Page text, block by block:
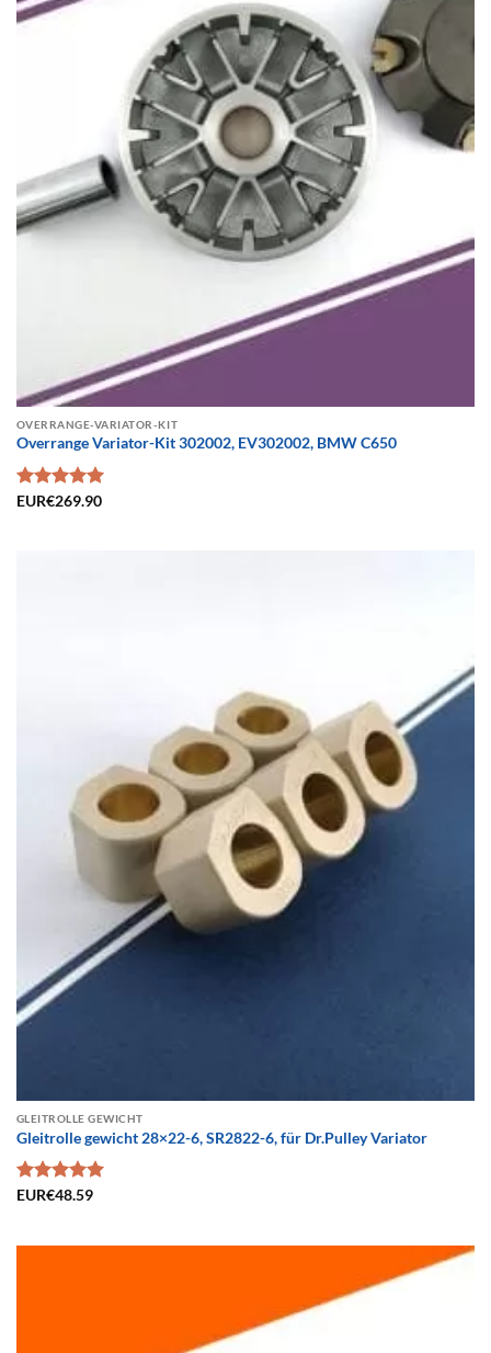
OVERRANGE-VARIATOR-KIT
Overrange Variator-Kit 302002, EV302002, BMW C650
Bewertet
EUR€269.90
GLEITROLLE GEWICHT
Gleitrolle gewicht 28×22-6, SR2822-6, für Dr.Pulley Variator
Bewertet
EUR€48.59